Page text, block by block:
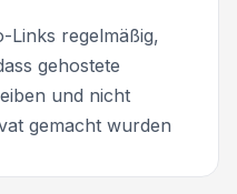
Links regelmäßig,
gehostete
und nicht
gemacht wurden